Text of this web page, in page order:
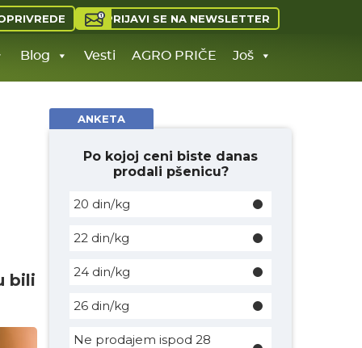
PRIJAVI SE NA NEWSLETTER
Blog Vesti AGRO PRIČE Još
bili
ANKETA
Po kojoj ceni biste danas
prodali pšenicu?
20 din/kg
22 din/kg
24 din/kg
26 din/kg
Ne prodajem ispod 28